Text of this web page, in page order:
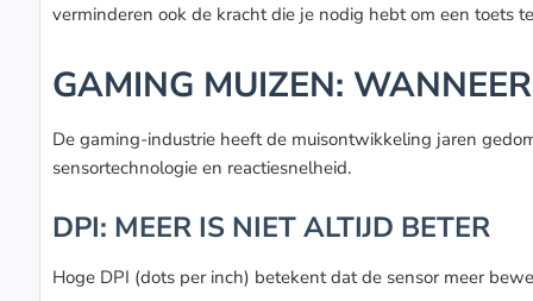
verminderen ook de kracht die je nodig hebt om een toets
GAMING MUIZEN:
De gaming-industrie heeft de muisontwikkeling jaren
sensortechnologie en reactiesnelheid.
DPI: MEER IS NIET ALTIJD BETER
Hoge DPI (dots per inch) betekent dat de sensor meer